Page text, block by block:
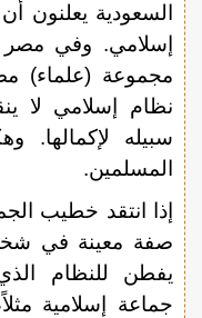
السعودية يعلنون
إسلامي. وفي
مجموعة (علماء)
نظام إسلامي لا
سبيله لإكمالها.
المسلمين.
إذا انتقد خطيب
صفة معينة في
يفطن للنظام
جماعة إسلامية